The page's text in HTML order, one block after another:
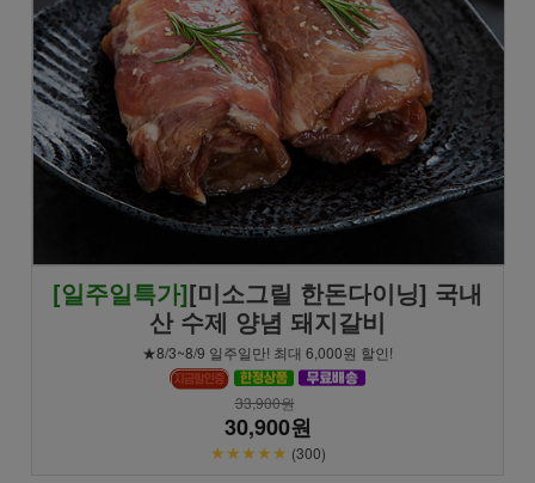
[일주일특가][미소그릴 한돈다이닝] 국내
산 수제 양념 돼지갈비
★8/3~8/9 일주일만! 최대 6,000원 할인!
33,900원
30,900원
★★★★★ (300)